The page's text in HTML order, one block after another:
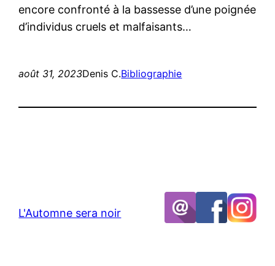
encore confronté à la bassesse d’une poignée
d’individus cruels et malfaisants…
août 31, 2023Denis C.Bibliographie
L'Automne sera noir